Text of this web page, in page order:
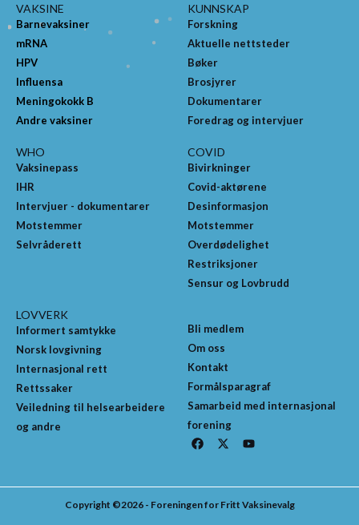
VAKSINE
Barnevaksiner
mRNA
HPV
Influensa
Meningokokk B
Andre vaksiner
KUNNSKAP
Forskning
Aktuelle nettsteder
Bøker
Brosjyrer
Dokumentarer
Foredrag og intervjuer
WHO
Vaksinepass
IHR
Intervjuer - dokumentarer
Motstemmer
Selvråderett
COVID
Bivirkninger
Covid-aktørene
Desinformasjon
Motstemmer
Overdødelighet
Restriksjoner
Sensur og Lovbrudd
LOVVERK
Informert samtykke
Norsk lovgivning
Internasjonal rett
Rettssaker
Veiledning til helsearbeidere
og andre
Bli medlem
Om oss
Kontakt
Formålsparagraf
Samarbeid med internasjonal
forening
F
a
b
o
X
-
i
t
t
Y
o
u
b
e
Copyright ©2026 - Foreningen for Fritt Vaksinevalg